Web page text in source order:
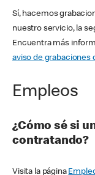
Sí, hacemos
nuestro servicio, la
Encuentra más
aviso de grabaciones
Empleos
¿Cómo sé si
contratando?
Visita la página